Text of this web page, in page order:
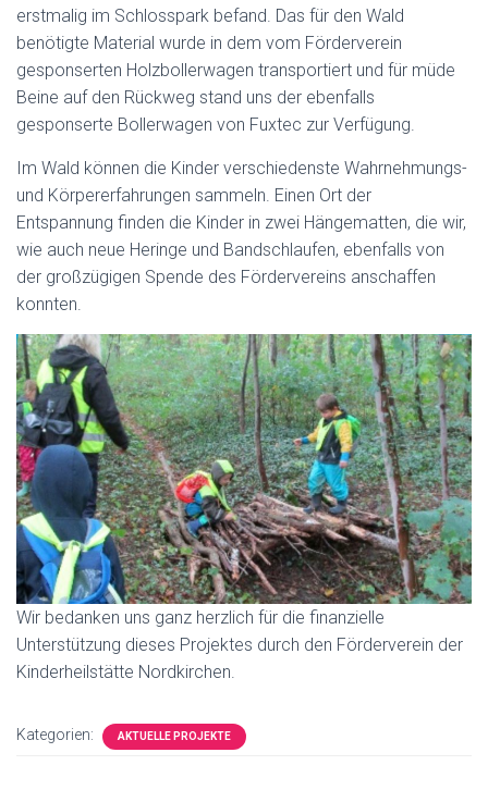
erstmalig im Schlosspark befand. Das für den Wald
benötigte Material wurde in dem vom Förderverein
gesponserten Holzbollerwagen transportiert und für müde
Beine auf den Rückweg stand uns der ebenfalls
gesponserte Bollerwagen von Fuxtec zur Verfügung.
Im Wald können die Kinder verschiedenste Wahrnehmungs-
und Körpererfahrungen sammeln. Einen Ort der
Entspannung finden die Kinder in zwei Hängematten, die wir,
wie auch neue Heringe und Bandschlaufen, ebenfalls von
der großzügigen Spende des Fördervereins anschaffen
konnten.
Wir bedanken uns ganz herzlich für die finanzielle
Unterstützung dieses Projektes durch den Förderverein der
Kinderheilstätte Nordkirchen.
Kategorien: AKTUELLE PROJEKTE